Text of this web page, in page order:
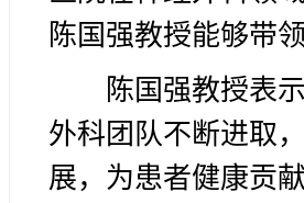
陈国强教授能够带
陈国强教授表
外科团队不断进取
展，为患者健康贡献